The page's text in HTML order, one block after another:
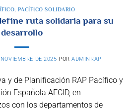
,PACÍFICO SOLIDARIO
ruta solidaria para su
desarrollo
DE 2025 PORADMINRAP
y de Planificación RAP Pacífico y
Española AECID, en
con los departamentos de